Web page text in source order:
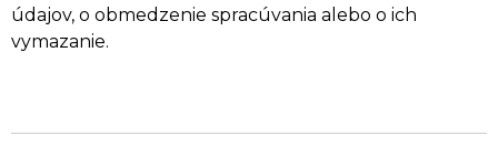
údajov, o obmedzenie spracúvania alebo o ich
vymazanie.